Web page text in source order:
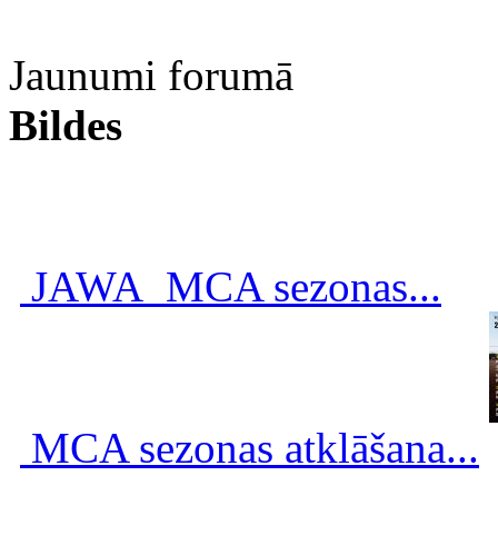
Jaunumi forumā
Bildes
JAWA_MCA sezonas...
MCA sezonas atklāšana...